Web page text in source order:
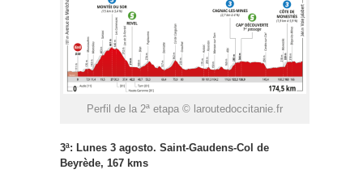
Perfil de la 2ª etapa © laroutedoccitanie.fr
3ª: Lunes 3 agosto. Saint-Gaudens-Col de
Beyrède, 167 kms